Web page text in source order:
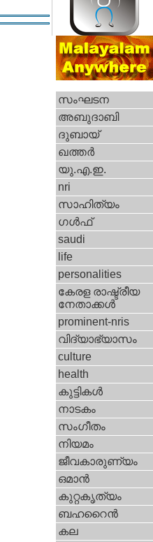
സംഘടന
അബുദാബി
ദുബായ്‌
ഖത്തര്‍
യു.എ.ഇ.
nri
സാഹിത്യം
ഗള്‍ഫ്‌
saudi
life
personalities
കേരള രാഷ്ട്രീയ
നേതാക്കള്‍
prominent-nris
വിദ്യാഭ്യാസം
culture
health
കുട്ടികള്‍
നാടകം
സംഗീതം
നിയമം
ജീവകാരുണ്യം
ഒമാന്‍
കുറ്റകൃത്യം
ബഹറൈന്‍
കല